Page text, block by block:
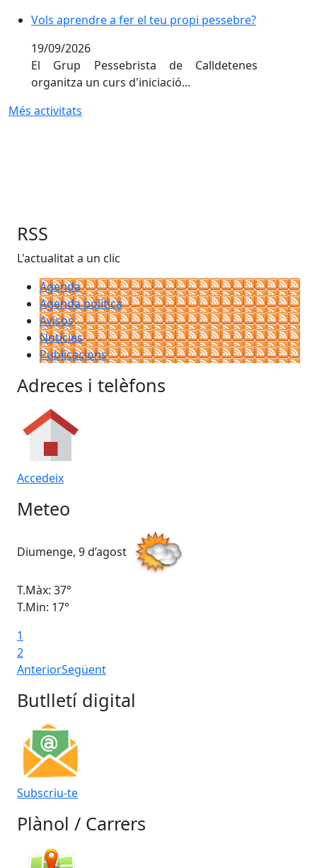
Vols aprendre a fer el teu propi pessebre?
Vols aprendre a fer el teu propi pessebre?
19/09/2026
El Grup Pessebrista de Calldetenes
organitza un curs d'iniciació...
Més activitats
RSS
L'actualitat a un clic
Agenda
Agenda política
Avisos
Notícies
Publicacions
Adreces i telèfons
Accedeix
Meteo
Diumenge, 9 d’agost
T.Màx: 37°
T.Min: 17°
1
2
AnteriorSegüent
Butlletí digital
Subscriu-te
Plànol / Carrers